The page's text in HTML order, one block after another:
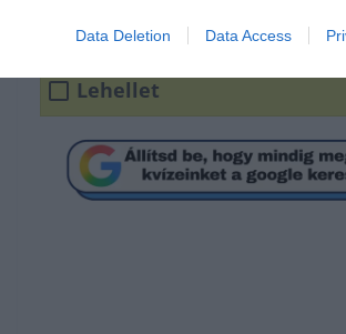
Data Deletion Data Access
Lehellet